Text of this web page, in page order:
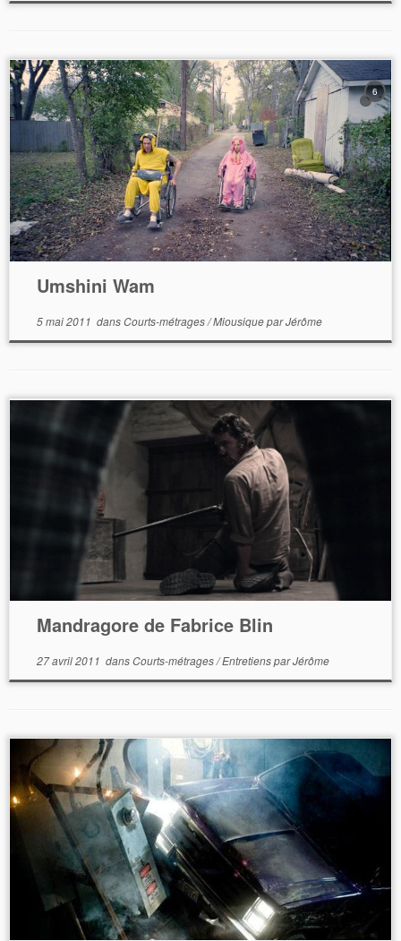
6
Umshini Wam
5 mai 2011 dansCourts-métrages/MiousiqueparJérôme
Mandragore de Fabrice Blin
27 avril 2011 dansCourts-métrages/EntretiensparJérôme